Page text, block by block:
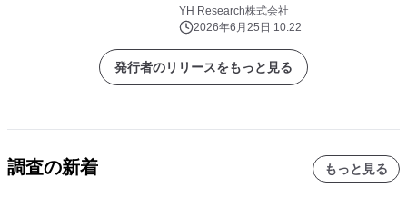
YH Research株式会社
2026年6月25日 10:22
発行者のリリースをもっと見る
調査の新着 もっと見る